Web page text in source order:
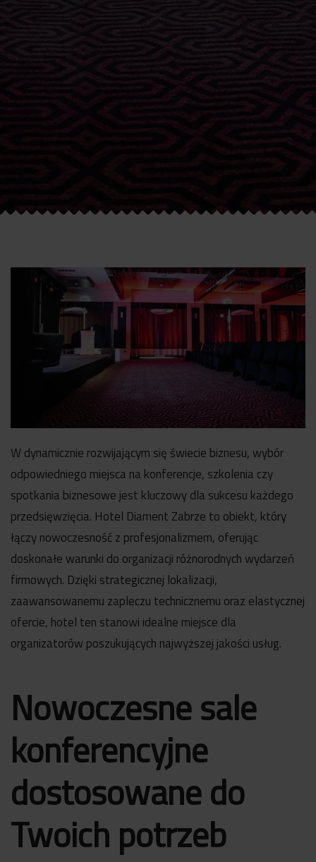
W dynamicznie rozwijającym się świecie biznesu, wybór
odpowiedniego miejsca na konferencje, szkolenia czy
spotkania biznesowe jest kluczowy dla sukcesu każdego
przedsięwzięcia. Hotel Diament Zabrze to obiekt, który
łączy nowoczesność z profesjonalizmem, oferując
doskonałe warunki do organizacji różnorodnych wydarzeń
firmowych. Dzięki strategicznej lokalizacji,
zaawansowanemu zapleczu technicznemu oraz elastycznej
ofercie, hotel ten stanowi idealne miejsce dla
organizatorów poszukujących najwyższej jakości usług.
Nowoczesne sale
konferencyjne
dostosowane do
Twoich potrzeb